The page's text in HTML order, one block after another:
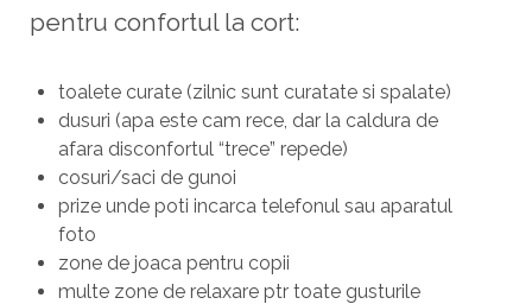
pentru confortul la cort:
toalete curate (zilnic sunt curatate si spalate)
dusuri (apa este cam rece, dar la caldura de
afara disconfortul “trece” repede)
cosuri/saci de gunoi
prize unde poti incarca telefonul sau aparatul
foto
zone de joaca pentru copii
multe zone de relaxare ptr toate gusturile